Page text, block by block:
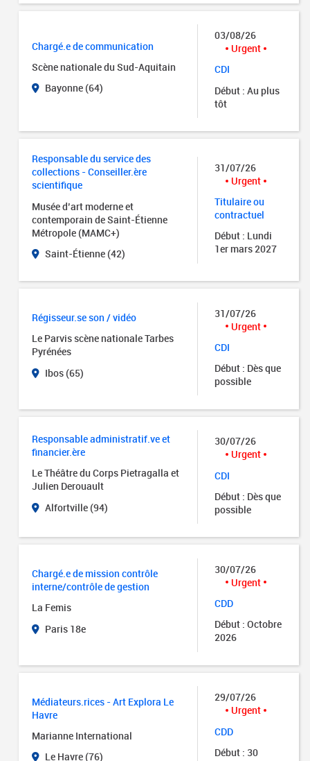
Chargé.e de communication
Scène nationale du Sud-Aquitain
Bayonne (64)
03/08/26
Urgent
CDI
Début : Au plus
tôt
Responsable du service des
collections - Conseiller.ère
scientifique
Musée d’art moderne et
contemporain de Saint-Étienne
Métropole (MAMC+)
Saint-Étienne (42)
31/07/26
Urgent
Titulaire ou
contractuel
Début : Lundi
1er mars 2027
Régisseur.se son / vidéo
Le Parvis scène nationale Tarbes
Pyrénées
Ibos (65)
31/07/26
Urgent
CDI
Début : Dès que
possible
Responsable administratif.ve et
financier.ère
Le Théâtre du Corps Pietragalla et
Julien Derouault
Alfortville (94)
30/07/26
Urgent
CDI
Début : Dès que
possible
Chargé.e de mission contrôle
interne/contrôle de gestion
La Femis
Paris 18e
30/07/26
Urgent
CDD
Début : Octobre
2026
Médiateurs.rices - Art Explora Le
Havre
Marianne International
Le Havre (76)
29/07/26
Urgent
CDD
Début : 30